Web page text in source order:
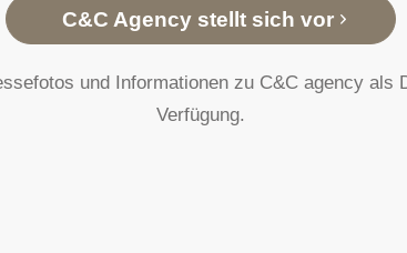
C&C Agency stellt sich vor
und Informationen zu C&C agency als
Verfügung.